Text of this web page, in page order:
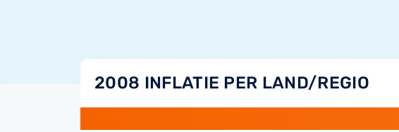
2008 INFLATIE PER LAND/REGIO